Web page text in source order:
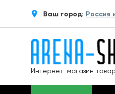
Ваш город: Россия
Интернет-магазин